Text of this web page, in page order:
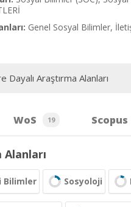
Genel Sosyal Bilimler,
Araştırma Alanları
WoS 19 Scopus
Alanları
Bilimler Sosyoloji